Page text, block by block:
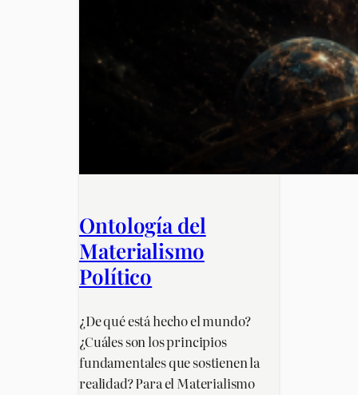
Ontología del
Materialismo
Político
¿De qué está hecho el mundo?
¿Cuáles son los principios
fundamentales que sostienen la
realidad? Para el Materialismo